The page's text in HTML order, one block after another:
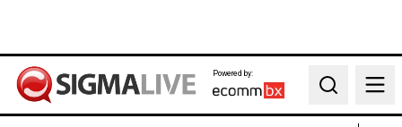
Powered by:
Search